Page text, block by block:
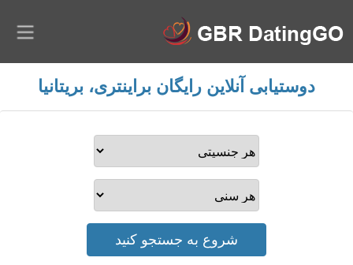
دوستیابی آنلاین رایگان براینتری، بریتانیا